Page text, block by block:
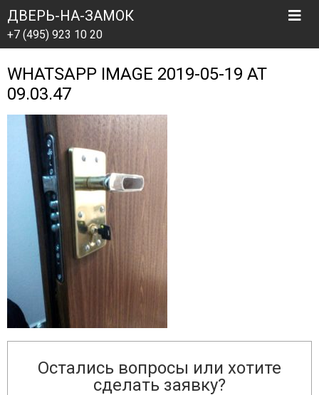
ДВЕРЬ-НА-ЗАМОК
+7 (495) 923 10 20
WHATSAPP IMAGE 2019-05-19 AT
09.03.47
Остались вопросы или хотите
сделать заявку?